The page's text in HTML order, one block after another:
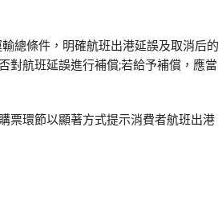
總條件，明確航班出港延誤及取消后的
對航班延誤進行補償;若給予補償，應當
環節以顯著方式提示消費者航班出港